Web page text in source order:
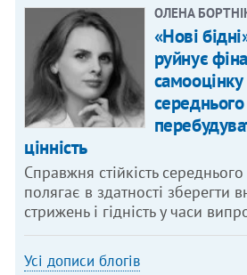
ОЛЕНА
«Нові
руйнує
самооцінку
середнього
цінність
Справжня стійкість
полягає в здатності зберегти
стрижень і гідність у часи
Усі дописи блогів